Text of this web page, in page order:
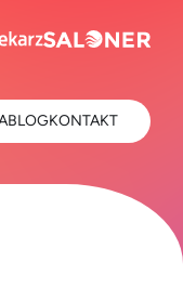
BLOGKONTAKT